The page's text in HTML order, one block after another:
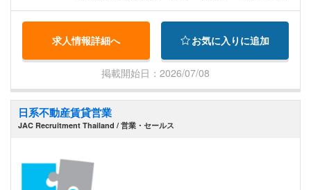
育成により、営業目標の達成を目指す • 新規クラ
イアントへの営業活動 • クライアント、運送パー
トナー、ベンダーとの関係構築、フォロー • カス
タマーサービスチームとの連携 • 競合他社の市場
動向調査により、戦略を調整 • 管理用の販売レポ
ート、予測、およびパイプラインの更新 レポート
ライン：日本人MD
求人情報詳細へ お気に入りに追加
掲載開始日：2026/07/08
日系不動産賃貸営業
JAC Recruitment Thailand / 営業・セールス